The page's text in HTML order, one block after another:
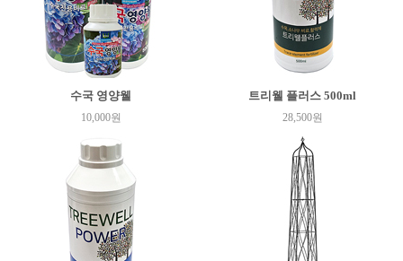
수국 영양웰
10,000원
트리웰 플러스 500ml
28,500원